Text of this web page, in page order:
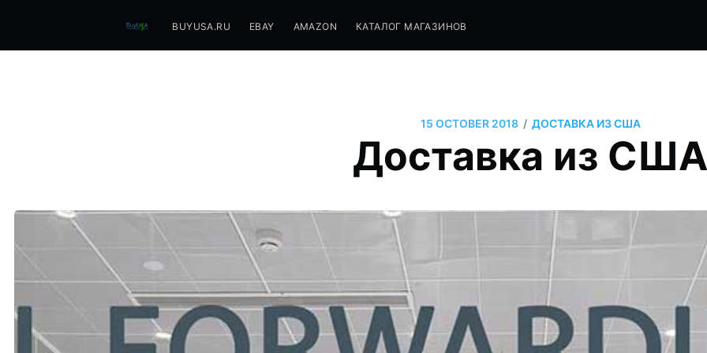
BUYUSA.RU EBAY AMAZON КАТАЛОГ МАГАЗИНОВ
15 OCTOBER 2018 / ДОСТАВКА ИЗ США
Доставка из США